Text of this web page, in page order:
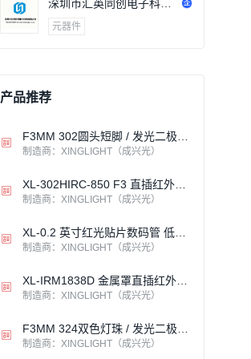
深圳市汇英同创电子科技
有限公司
元器件
产品推荐
制造商：XINGLIGHT（成兴光）
制造商：XINGLIGHT（成兴光）
制造商：XINGLIGHT（成兴光）
制造商：XINGLIGHT（成兴光）
制造商：XINGLIGHT（成兴光）